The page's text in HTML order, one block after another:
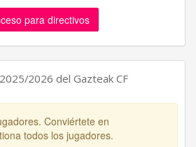
para directivos
2026 del Gazteak CF
Conviértete en
todos los jugadores.